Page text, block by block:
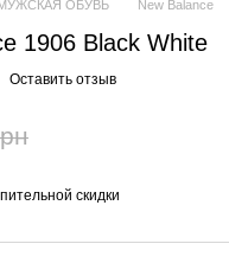
ОБУВЬ New Balance
1906 Black White
Оставить отзыв
скидки